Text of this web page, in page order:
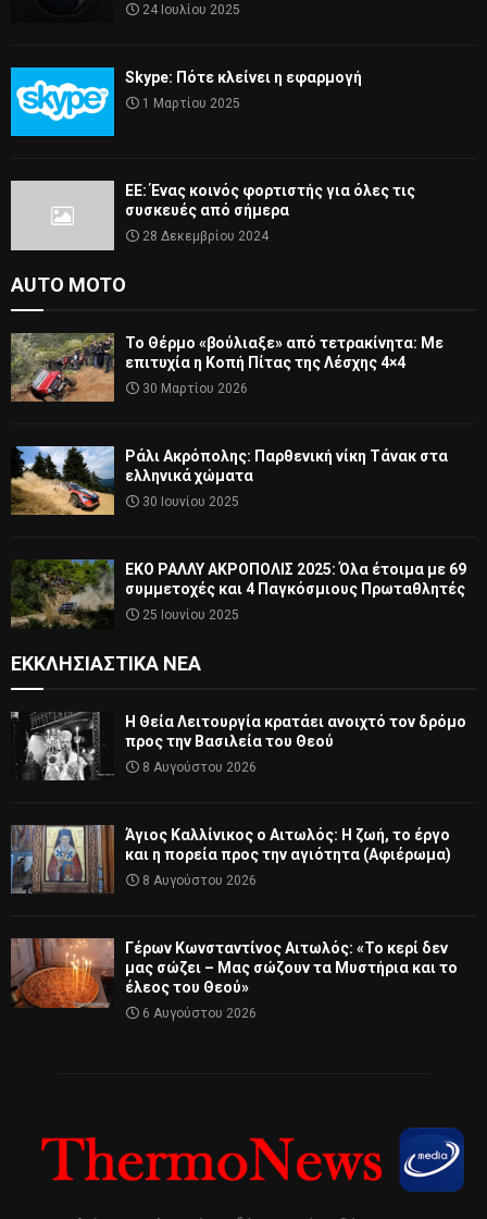
24 Ιουλίου 2025
Skype: Πότε κλείνει η εφαρμογή
1 Μαρτίου 2025
ΕΕ: Ένας κοινός φορτιστής για όλες τις
συσκευές από σήμερα
28 Δεκεμβρίου 2024
AUTO MOTO
Το Θέρμο «βούλιαξε» από τετρακίνητα: Με
επιτυχία η Κοπή Πίτας της Λέσχης 4×4
30 Μαρτίου 2026
Ράλι Ακρόπολης: Παρθενική νίκη Τάνακ στα
ελληνικά χώματα
30 Ιουνίου 2025
ΕΚΟ ΡΑΛΛΥ ΑΚΡΟΠΟΛΙΣ 2025: Όλα έτοιμα με 69
συμμετοχές και 4 Παγκόσμιους Πρωταθλητές
25 Ιουνίου 2025
ΕΚΚΛΗΣΙΑΣΤΙΚΆ ΝΈΑ
Η Θεία Λειτουργία κρατάει ανοιχτό τον δρόμο
προς την Βασιλεία του Θεού
8 Αυγούστου 2026
Άγιος Καλλίνικος ο Αιτωλός: Η ζωή, το έργο
και η πορεία προς την αγιότητα (Αφιέρωμα)
8 Αυγούστου 2026
Γέρων Κωνσταντίνος Αιτωλός: «Το κερί δεν
μας σώζει – Μας σώζουν τα Μυστήρια και το
έλεος του Θεού»
6 Αυγούστου 2026